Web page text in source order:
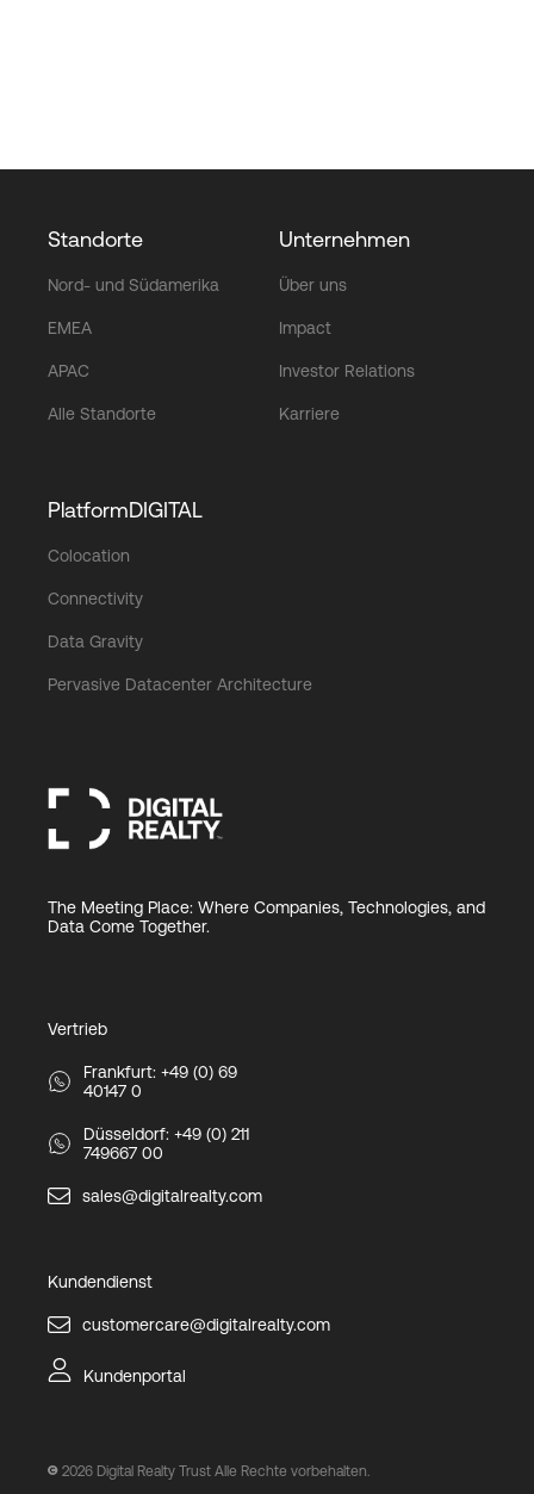
Standorte
Nord- und Südamerika
EMEA
APAC
Alle Standorte
Unternehmen
Über uns
Impact
Investor Relations
Karriere
PlatformDIGITAL
Colocation
Connectivity
Data Gravity
Pervasive Datacenter Architecture
The Meeting Place: Where Companies, Technologies, and
Data Come Together.
Vertrieb
Frankfurt: +49 (0) 69
40147 0
Düsseldorf: +49 (0) 211
749667 00
sales@digitalrealty.com
Kundendienst
customercare@digitalrealty.com
Kundenportal
2026 Digital Realty Trust Alle Rechte vorbehalten.